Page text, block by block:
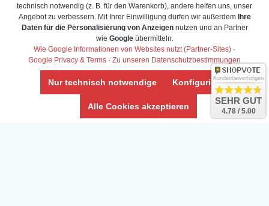
technisch notwendig (z. B. für den Warenkorb), andere helfen uns, unser
Angebot zu verbessern. Mit Ihrer Einwilligung dürfen wir außerdem Ihre
Daten für die Personalisierung von Anzeigennutzen und an Partner
wie Googleübermitteln.
Wie Google Informationen von Websites nutzt (Partner-Sites) ·
Google Privacy & Terms · Zu unseren Datenschutzbestimmungen
Nur technisch notwendige Konfigurieren
Alle Cookies akzeptieren
Kundenbewertungen
SEHR GUT
4.78 / 5.00